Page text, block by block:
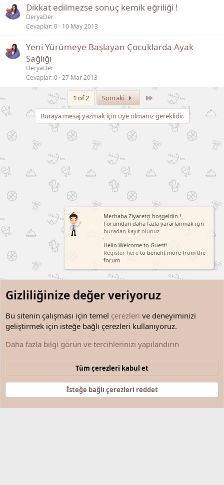
Dikkat edilmezse sonuç kemik eğriliği !
DeryaDer
Cevaplar 0 10 May 2013
Yeni Yürümeye Başlayan Çocuklarda Ayak
Sağlığı
DeryaDer
Cevaplar 0 27 Mar 2013
1 of 2 Sonraki
Buraya mesaj yazmak için üye olmanız gereklidir.
Şartlar ve kurallar Gizlilik politikası
Community platform by XenForo® © 2010-2025 XenForo Ltd.
Merhaba Ziyaretçi hoşgeldin !
Forumdan daha fazla yararlanmak için
buradan kayıt olunuz
Hello Welcome to Guest!
Register here to benefit more from the
forum
Gizliliğinize değer veriyoruz
Bu sitenin çalışması için temel çerezleri ve deneyiminizi
geliştirmek için isteğe bağlı çerezleri kullanıyoruz.
Daha fazla bilgi görün ve tercihlerinizi yapılandırın
Tüm çerezleri kabul et
İsteğe bağlı çerezleri reddet